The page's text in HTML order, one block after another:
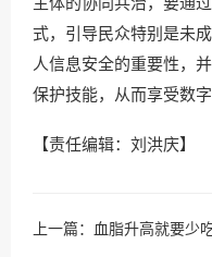
式，引导民众特别是未
人信息安全的重要性，
保护技能，从而享受数
【责任编辑：刘洪庆】
上一篇： 血脂升高就要少